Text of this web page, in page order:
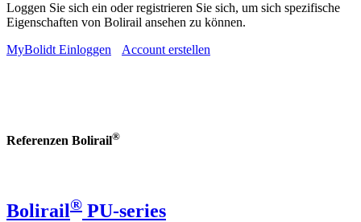
Loggen Sie sich ein oder registrieren Sie sich, um sich spezifische
Eigenschaften von Bolirail ansehen zu können.
MyBolidt Einloggen
Account erstellen
Referenzen Bolirail®
Bolirail® PU-series